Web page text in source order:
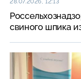
28.07.2026, 12:13
свиного шпика